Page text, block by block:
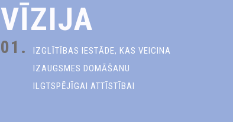
VĪZIJA
01.
IZGLĪTĪBAS IESTĀDE, KAS VEICINA
IZAUGSMES DOMĀŠANU
ILGTSPĒJĪGAI ATTĪSTĪBAI